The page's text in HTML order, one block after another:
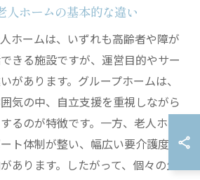
人ホームの基本的な違い
ホームは、いずれも高齢者や障が
きる施設ですが、運営目的やサー
があります。グループホームは、
気の中、自立支援を重視しながら
るのが特徴です。一方、老人ホー
ト体制が整い、幅広い要介護度の
あります。したがって、個々の生